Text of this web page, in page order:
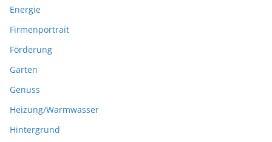
Energie
Firmenportrait
Förderung
Garten
Genuss
Heizung/Warmwasser
Hintergrund